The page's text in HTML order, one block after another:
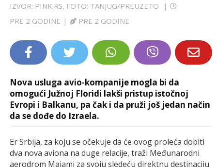
IZVOR: PINK.RS, FOTO: TANJUG/PREUZETO
|
PRE 2 GODINE | PRE 2 GODINE
Nova usluga avio-kompanije mogla bi da
omogući Južnoj Floridi lakši pristup istočnoj
Evropi i Balkanu, pa čak i da pruži još jedan način
da se dođe do Izraela.
Er Srbija, za koju se očekuje da će ovog proleća dobiti
dva nova aviona na duge relacije, traži Međunarodni
aerodrom Majami za svoju sledeću direktnu destinaciju